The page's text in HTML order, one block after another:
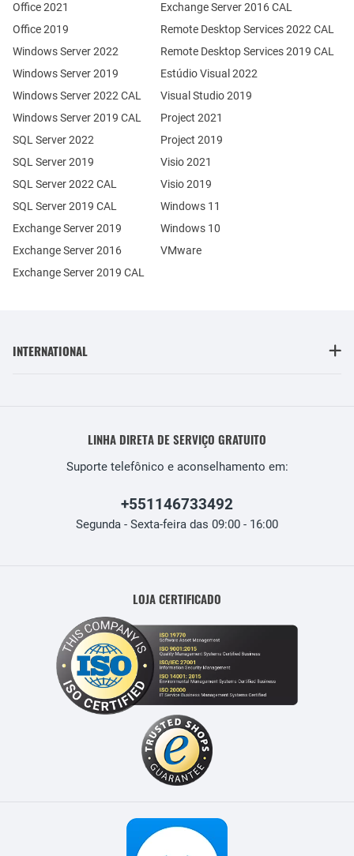
Office 2021
Office 2019
Windows Server 2022
Windows Server 2019
Exchange Server 2019
Exchange Server 2016
SQL Server 2022
SQL Server 2019
Windows Server 2022 CAL
Windows Server 2019 CAL
SQL Server 2022 CAL
SQL Server 2019 CAL
Remote Desktop Services 2022 CAL
Remote Desktop Services 2019 CAL
Exchange Server 2019 CAL
Exchange Server 2016 CAL
Estúdio Visual 2022
Visual Studio 2019
Project 2021
Project 2019
Visio 2021
Visio 2019
Windows 11
Windows 10
VMware
INTERNATIONAL
LINHA DIRETA DE SERVIÇO GRATUITO
Suporte telefônico e aconselhamento em:
+551146733492
Segunda - Sexta-feira das 09:00 - 16:00
LOJA CERTIFICADO